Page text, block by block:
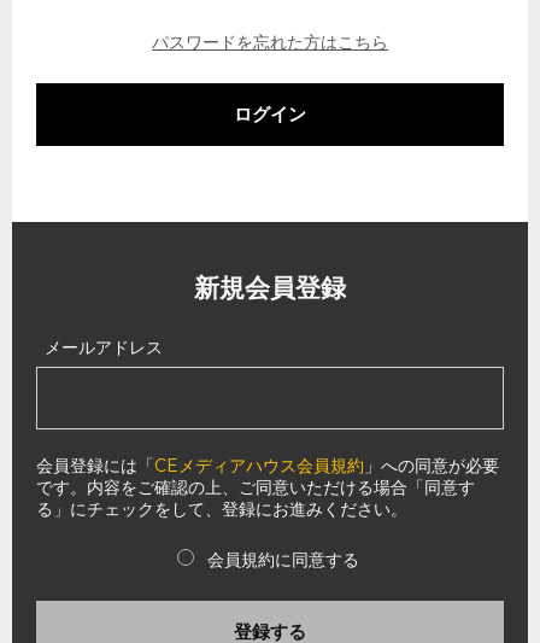
パスワードを忘れた方はこちら
ログイン
新規会員登録
メールアドレス
会員登録には「CEメディアハウス会員規約 」への同意が必要
です。内容をご確認の上、ご同意いただける場合「同意す
る」にチェックをして、登録にお進みください。
会員規約に同意する
登録する